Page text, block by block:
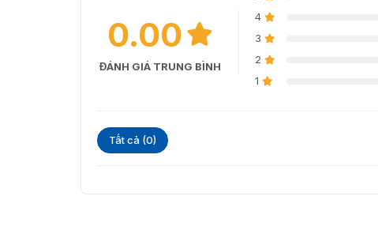
0.00
ĐÁNH GIÁ TRUNG BÌNH
4
3
2
1
Tất cả (0)